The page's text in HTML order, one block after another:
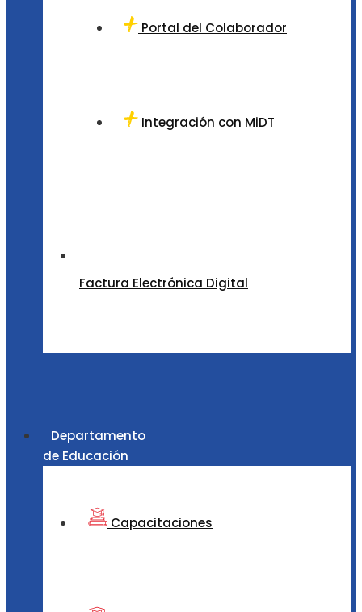
Portal del Colaborador
Integración con MiDT
Factura Electrónica Digital
Departamento
de Educación
Capacitaciones